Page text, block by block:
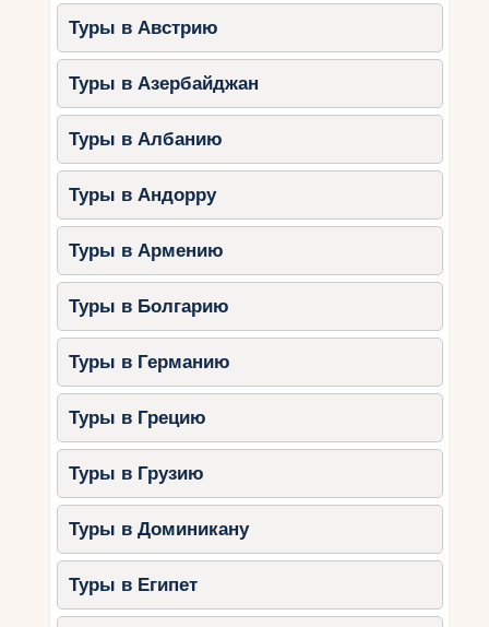
Туры в Австрию
Туры в Азербайджан
Туры в Албанию
Туры в Андорру
Туры в Армению
Туры в Болгарию
Туры в Германию
Туры в Грецию
Туры в Грузию
Туры в Доминикану
Туры в Египет